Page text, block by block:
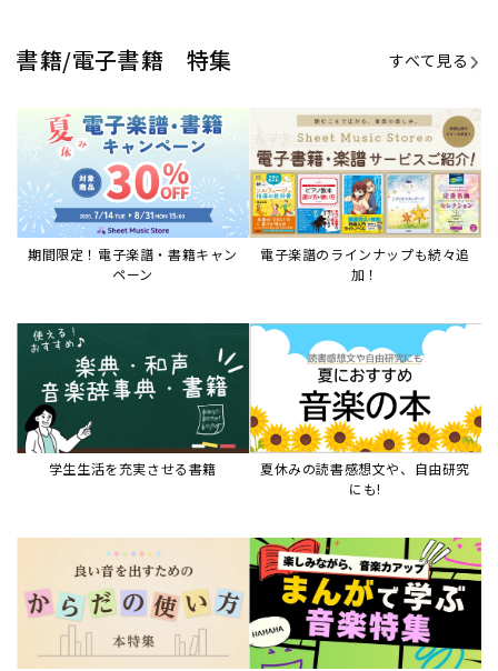
書籍/電子書籍 特集 すべて見る
期間限定！電子楽譜・書籍キャン
ペーン
電子楽譜のラインナップも続々追
加！
学生生活を充実させる書籍
夏休みの読書感想文や、自由研究
にも!